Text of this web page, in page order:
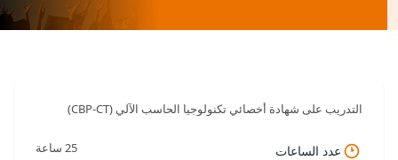
التدريب على شهادة أخصائي تكنولوجيا الحاسب الآلي (CBP-CT)
عدد الساعات 25 ساعة